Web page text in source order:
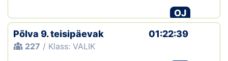
OJ
Põlva 9. teisipäevak
227 / Klass: VALIK
01:22:39